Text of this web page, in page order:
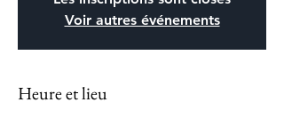
Voir autres événements
Heure et lieu